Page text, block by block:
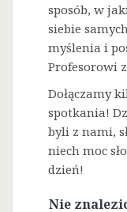
sposób, w
siebie
myślenia i
Profesorowi
Dołączamy
spotkania!
byli z nami,
niech moc
dzień!
Nie